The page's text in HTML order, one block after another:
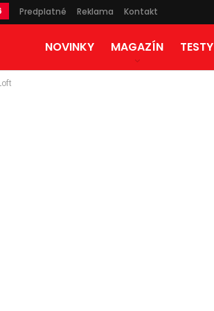
Predplatné Reklama Kontakt
NOVINKY MAGAZÍN TESTY